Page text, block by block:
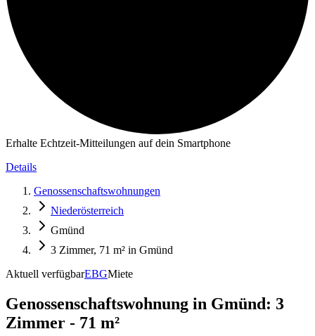
Erhalte Echtzeit-Mitteilungen auf dein Smartphone
Details
Genossenschaftswohnungen
Niederösterreich
Gmünd
3 Zimmer, 71 m² in Gmünd
Aktuell verfügbarEBGMiete
Genossenschaftswohnung in Gmünd: 3
Zimmer - 71 m²